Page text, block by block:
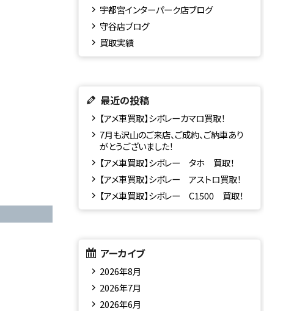
宇都宮インターパーク店ブログ
守谷店ブログ
買取実績
最近の投稿
【アメ車買取】シボレーカマロ買取！
7月も沢山のご来店、ご成約、ご納車あり
がとうございました！
【アメ車買取】シボレー タホ 買取！
【アメ車買取】シボレー アストロ買取！
【アメ車買取】シボレー C1500 買取！
アーカイブ
2026年8月
2026年7月
2026年6月